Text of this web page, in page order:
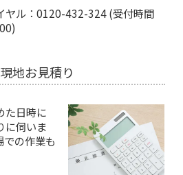
ヤル：0120-432-324 (受付時間
地お見積り
た日時に
に伺いま
での作業も